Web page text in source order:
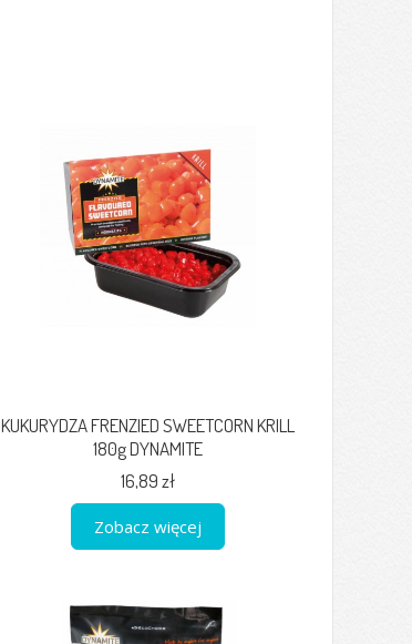
KUKURYDZA FRENZIED SWEETCORN KRILL
180g DYNAMITE
16,89 zł
Zobacz więcej